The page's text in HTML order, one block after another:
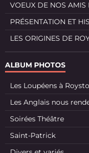
VOEUX DE NOS AMIS
PRÉSENTATION ET
LES ORIGINES DE
ALBUM PHOTOS
Les Loupéens à
Les Anglais nous
Soirées Théâtre
Saint-Patrick